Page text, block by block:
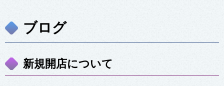
ブログ
新規開店について